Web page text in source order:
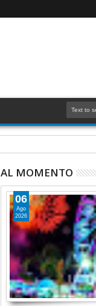
AL MOMENTO
06
Ago
2026